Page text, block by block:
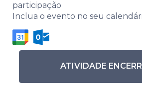
participação
Inclua o evento no seu
ATIVIDADE